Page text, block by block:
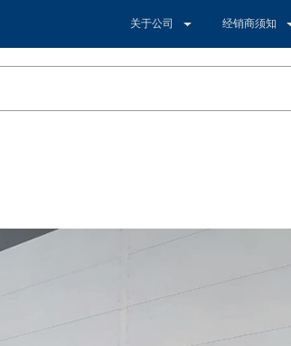
关于公司 经销商须知